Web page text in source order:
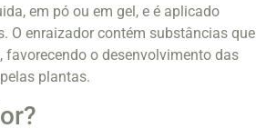
em pó ou em gel, e é aplicado
O enraizador contém substâncias que
favorecendo o desenvolvimento das
plantas.